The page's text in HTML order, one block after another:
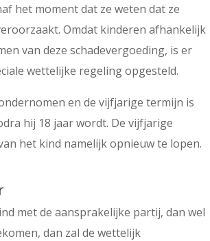
het moment dat ze weten dat ze
Omdat kinderen afhankelijk
van deze schadevergoeding, is er
wettelijke regeling opgesteld.
en de vijfjarige termijn is
hij 18 jaar wordt. De vijfjarige
het kind namelijk opnieuw te lopen.
met de aansprakelijke partij, dan wel
dan zal de wettelijk